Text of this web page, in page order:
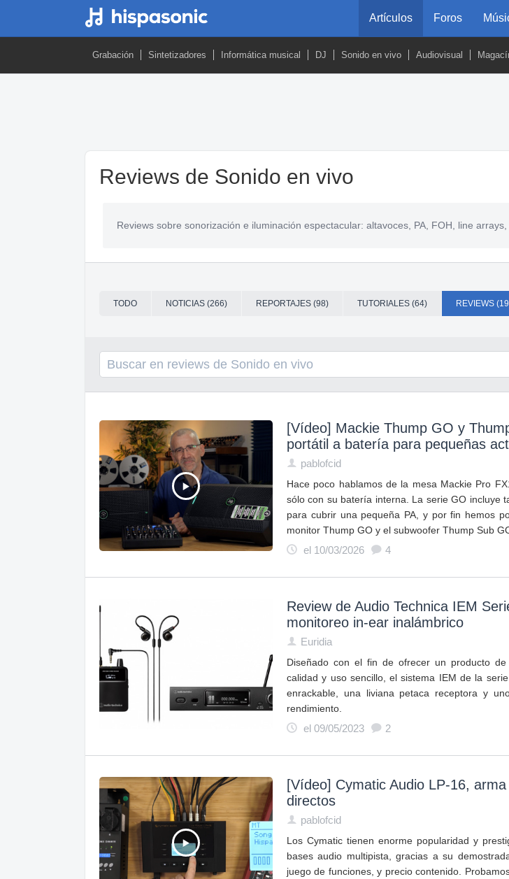
Artículos Foros
Grabación Sintetizadores Informática musical DJ Sonido en vivo Audiovisual
Reviews de Sonido en vivo
Reviews sobre sonorización e iluminación espectacular: altavoces, PA, FOH, line
TODO NOTICIAS (266) REPORTAJES (98) TUTORIALES (64) REVIEWS
[Vídeo] Mackie Thump GO y
portátil a batería para pequeñas
pablofcid
Hace poco hablamos de la mesa Mackie Pro
sólo con su batería interna. La serie GO incluye
para cubrir una pequeña PA, y por fin hemos
monitor Thump GO y el subwoofer Thump Sub
el 10/03/2026
4
Review de Audio Technica IEM
monitoreo in-ear inalámbrico
Euridia
Diseñado con el fin de ofrecer un producto
calidad y uso sencillo, el sistema IEM de la
enrackable, una liviana petaca receptora y
rendimiento.
el 09/05/2023
2
[Vídeo] Cymatic Audio LP-16,
directos
pablofcid
Los Cymatic tienen enorme popularidad y
bases audio multipista, gracias a su
juego de funciones, y precio contenido.